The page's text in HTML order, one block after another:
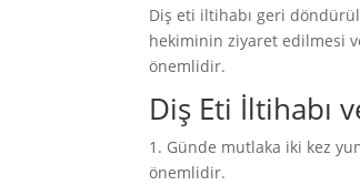
Diş eti iltihabı geri
hekiminin ziyaret edilmesi
önemlidir.
Diş Eti İltihabı
1. Günde mutlaka iki kez
önemlidir.